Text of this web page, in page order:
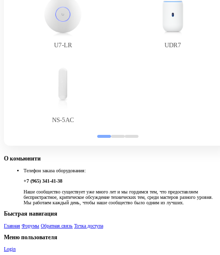
U7-LR UDR7
NS-5AC
О комьюнити
Телефон заказа оборудования:
+7 (965) 341-41-38
Наше сообщество существует уже много лет и мы гордимся тем, что предоставляем
беспристрастное, критическое обсуждение технических тем, среди мастеров разного уровня.
Мы работаем каждый день, чтобы наше сообщество было одним из лучших.
Быстрая навигация
Главная Форумы Обратная связь Точка доступа
Меню пользователя
Login